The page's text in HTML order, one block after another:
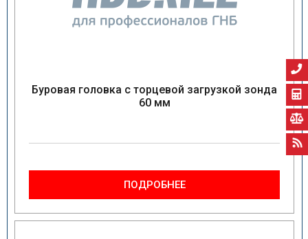
Буровая головка с торцевой загрузкой зонда
60 мм
ПОДРОБНЕЕ